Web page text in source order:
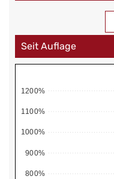
800%
900%
1000%
1100%
1200%